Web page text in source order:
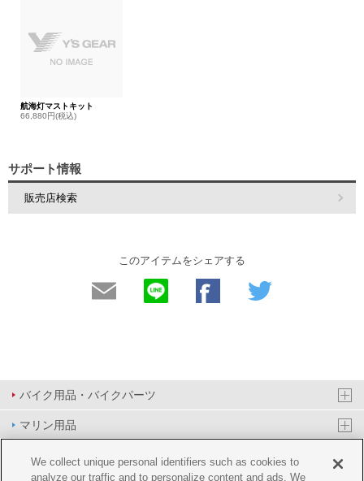
航海灯マストキット
66,880円(税込)
サポート情報
販売店検索
このアイテムをシェアする
バイク用品・バイクパーツ
マリン用品
PAS/YPJ用品
We collect unique personal identifiers such as cookies to
analyze our traffic and to personalize content and ads. We